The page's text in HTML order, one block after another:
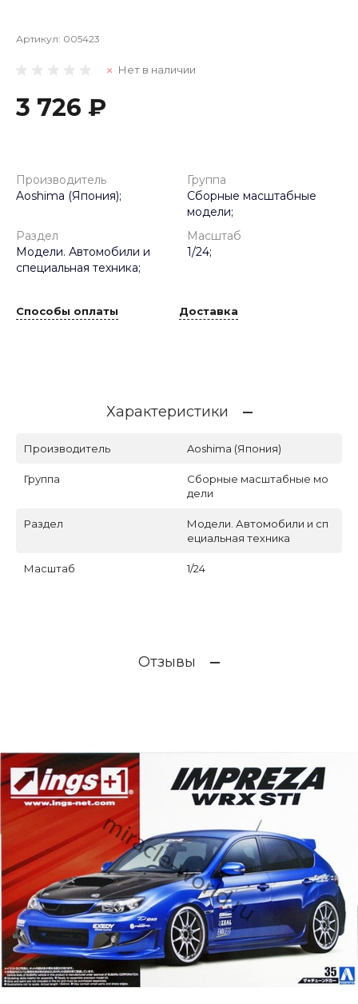
Артикул: 005423
Нет в наличии
3 726 ₽
Производитель
Aoshima (Япония);
Группа
Сборные масштабные
модели;
Раздел
Модели. Автомобили и
специальная техника;
Масштаб
1/24;
Способы оплаты Доставка
Характеристики
Производитель Aoshima (Япония)
Группа
Сборные масштабные мо
дели
Раздел
Модели. Автомобили и сп
ециальная техника
Масштаб 1/24
Отзывы